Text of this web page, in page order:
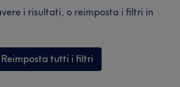
i risultati, o reimposta i filtri in
Reimposta tutti i filtri